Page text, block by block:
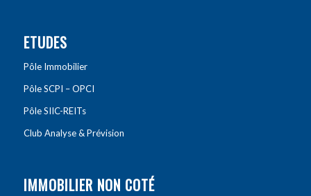
ETUDES
Pôle Immobilier
Pôle SCPI – OPCI
Pôle SIIC-REITs
Club Analyse & Prévision
IMMOBILIER NON COTÉ